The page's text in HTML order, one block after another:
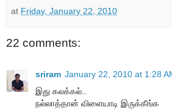
at Friday, January 22, 2010
22 comments:
sriram January 22, 2010 at 1:28
இது கலக்கல்..
நல்லாத்தான் விளையாடி இருக்கீங்க